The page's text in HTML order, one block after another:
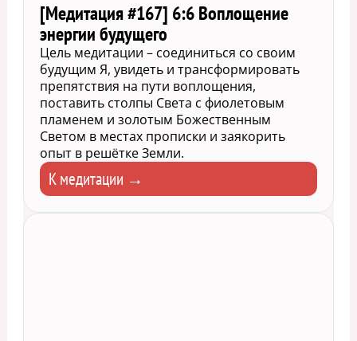
[Медитация #167] 6:6 Воплощение
энергии будущего
Цель медитации – соединиться со своим
будущим Я, увидеть и трансформировать
препятствия на пути воплощения,
поставить столпы Света с фиолетовым
пламенем и золотым Божественным
Светом в местах прописки и заякорить
опыт в решётке Земли.
К медитации →